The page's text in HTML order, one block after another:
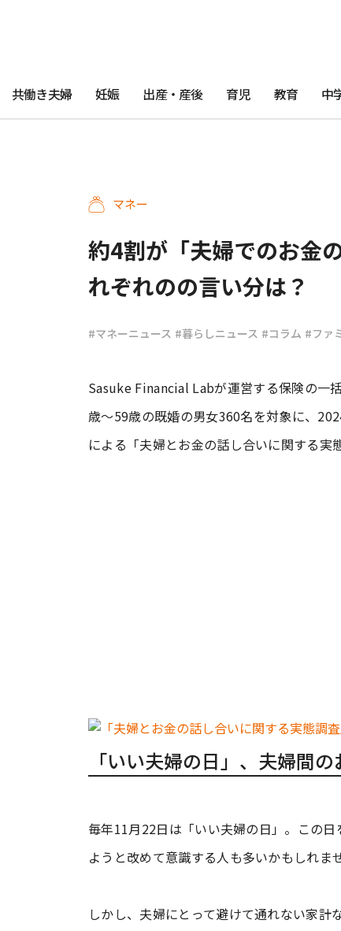
共働き夫婦 妊娠 出産・産後 育児 教育 中
マネー
約4割が「夫婦でのお金
れぞれのの言い分は？
#マネーニュース #暮らしニュース #コラム #ファ
Sasuke Financial Labが運営する保険の一
歳〜59歳の既婚の男女360名を対象に、
による「夫婦とお金の話し合いに関する実
「いい夫婦の日」、夫婦間
毎年11月22日は「いい夫婦の日」。この
ようと改めて意識する人も多いかもしれま
しかし、夫婦にとって避けて通れない家計